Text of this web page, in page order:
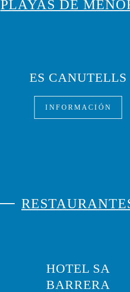
PLAYAS DE
ES CANUTELLS
INFORMACIÓN
HOTEL SA
BARRERA